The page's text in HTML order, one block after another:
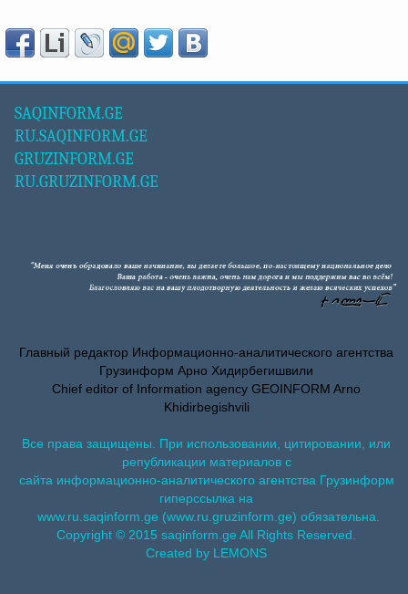
SAQINFORM.GE
RU.SAQINFORM.GE
GRUZINFORM.GE
RU.GRUZINFORM.GE
Главный редактор Информационно-аналитического агентства
Грузинформ Арно Хидирбегишвили
Chief editor of Information agency GEOINFORM Arno
Khidirbegishvili
Все права защищены. При использовании, цитировании, или
републикации материалов с
сайта информационно-аналитического агентства Грузинформ
гиперссылка на
www.ru.saqinform.ge (www.ru.gruzinform.ge) обязательна.
Copyright © 2015 saqinform.ge All Rights Reserved.
Created by LEMONS